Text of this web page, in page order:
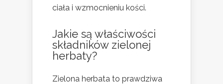
ciała i wzmocnieniu kości.
Jakie są właściwości
składników zielonej
herbaty?
Zielona herbata to prawdziwa